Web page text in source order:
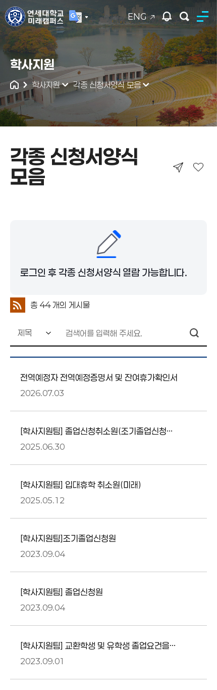
ENG
연세대학교
통합검색
학사지원
학사지원 각종 신청서양식 모음
각종 신청서양식
모음
로그인 후 각종 신청서양식 열람 가능합니다.
총 44개의 게시물
전역예정자 전역예정증명서 및 잔여휴가확인서
2026.07.03
[학사지원팀] 졸업신청취소원(조기졸업신청
취소 포함)
2025.06.30
[학사지원팀] 입대휴학 취소원(미래)
2025.05.12
[학사지원팀]조기졸업신청원
2023.09.04
[학사지원팀] 졸업신청원
2023.09.04
[학사지원팀] 교환학생 및 유학생 졸업요건을
위한 전공 및 교양과목 인정원
2023.09.01